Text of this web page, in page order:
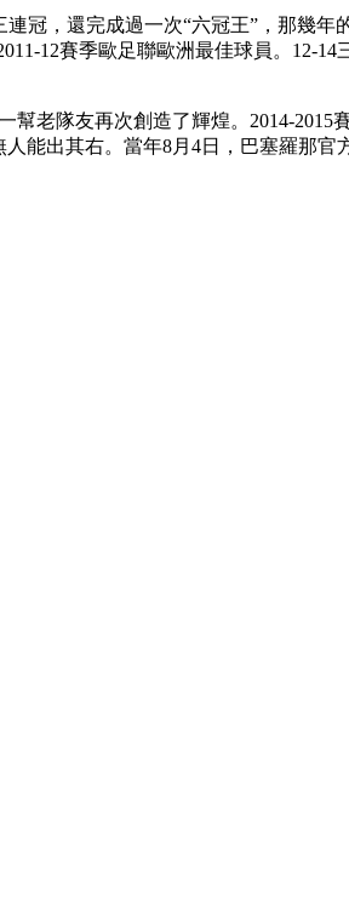
，還完成過一次“六冠王”，那幾年
12賽季歐足聯歐洲最佳球員。
隊友再次創造了輝煌。2014-2015賽
出其右。當年8月4日，巴塞羅那